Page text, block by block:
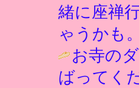
緒に座禅
ゃうかも
お寺の
ばってく